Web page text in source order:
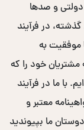
و صدها
برگزار کرده‌ایم. در طی ۲۶ سال گذشته، در فرآیند
موفقیت به
خود را که
با ما در فرآیند
معتبر و
ما بپیوندید